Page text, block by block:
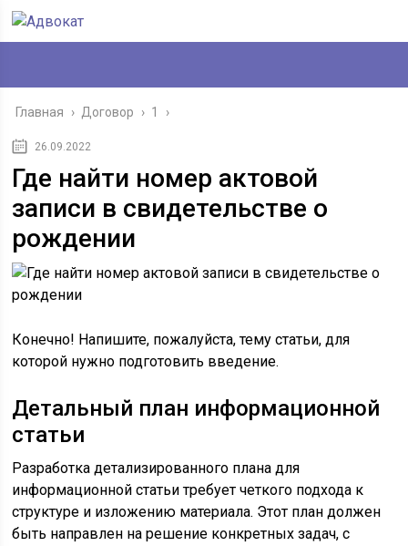
Главная › Договор › 1 ›
26.09.2022
Где найти номер актовой
записи в свидетельстве о
рождении
Конечно! Напишите, пожалуйста, тему статьи, для
которой нужно подготовить введение.
Детальный план информационной
статьи
Разработка детализированного плана для
информационной статьи требует четкого подхода к
структуре и изложению материала. Этот план должен
быть направлен на решение конкретных задач, с